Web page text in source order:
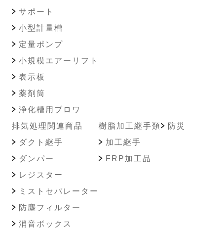
サポート
小型計量槽
定量ポンプ
小規模エアーリフト
表示板
薬剤筒
浄化槽用ブロワ
排気処理関連商品
ダクト継手
ダンパー
レジスター
ミストセパレーター
防塵フィルター
消音ボックス
樹脂加工継手類
加工継手
FRP加工品
防災